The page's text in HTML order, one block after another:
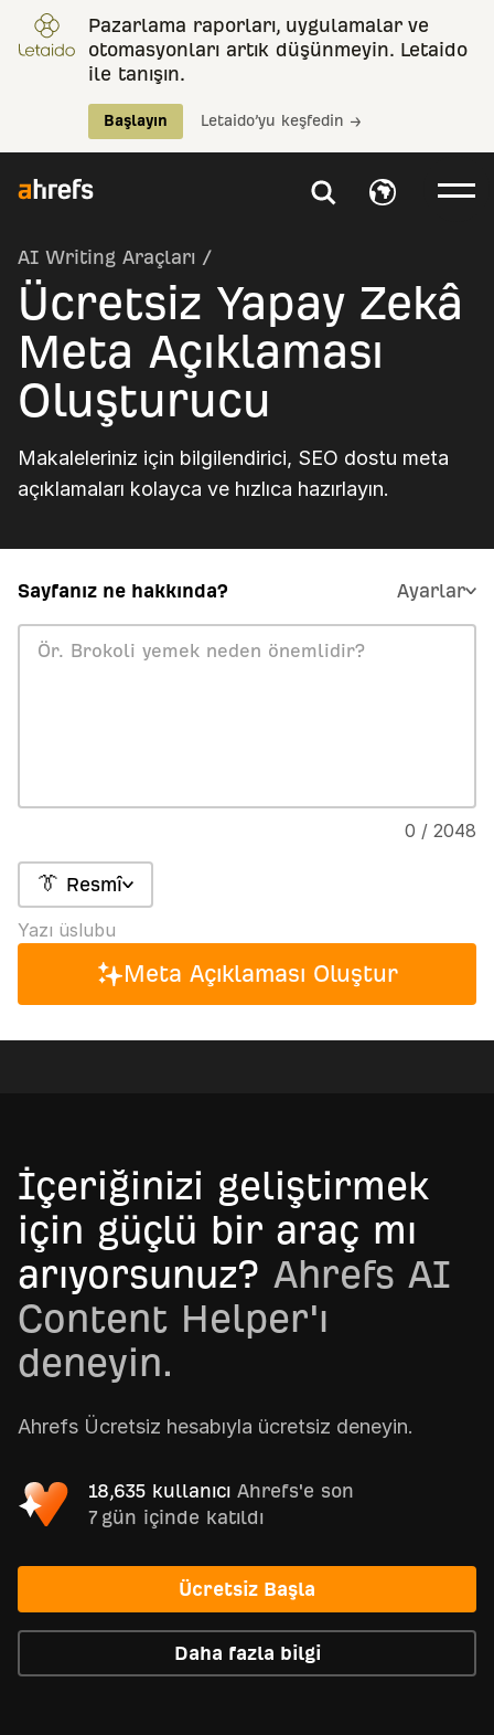
Pazarlama raporları, uygulamalar ve
otomasyonları artık düşünmeyin. Letaido
ile tanışın.
Başlayın Letaido’yu keşfedin →
AI Writing Araçları /
Ücretsiz Yapay Zekâ
Meta Açıklaması
Oluşturucu
Makaleleriniz için bilgilendirici, SEO dostu meta
açıklamaları kolayca ve hızlıca hazırlayın.
Sayfanız ne hakkında? Ayarlar
0 / 2048
👔 Resmî
Yazı üslubu
Meta Açıklaması Oluştur
İçeriğinizi geliştirmek
için güçlü bir araç mı
arıyorsunuz? Ahrefs AI
Content Helper'ı
deneyin.
Ahrefs Ücretsiz hesabıyla ücretsiz deneyin.
18,635 kullanıcı Ahrefs'e son
7 gün içinde katıldı
Ücretsiz Başla
Daha fazla bilgi